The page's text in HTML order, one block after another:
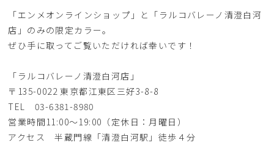
「エンメオンラインショップ」と「ラルコバレーノ清澄白河
店」のみの限定カラー。
ぜひ手に取ってご覧いただければ幸いです！
「ラルコバレーノ清澄白河店」
〒135-0022 東京都江東区三好3-8-8
TEL 03-6381-8980
営業時間11:00〜19:00（定休日：月曜日）
アクセス 半蔵門線「清澄白河駅」徒歩４分